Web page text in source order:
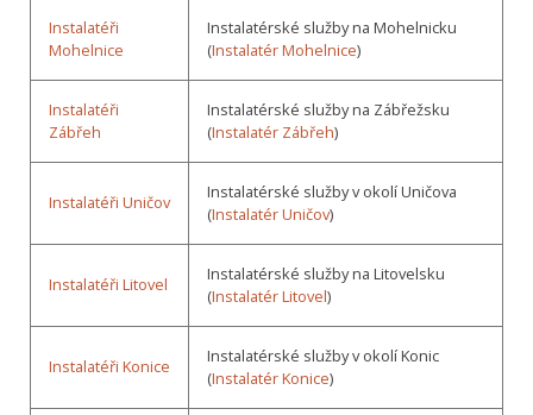
Instalatéři
Mohelnice
Instalatérské služby na Mohelnicku
(Instalatér Mohelnice)
Instalatéři
Zábřeh
Instalatérské služby na Zábřežsku
(Instalatér Zábřeh)
Instalatéři Uničov
Instalatérské služby v okolí Uničova
(Instalatér Uničov)
Instalatéři Litovel
Instalatérské služby na Litovelsku
(Instalatér Litovel)
Instalatéři Konice
Instalatérské služby v okolí Konic
(Instalatér Konice)